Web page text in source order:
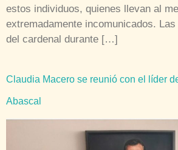
estos individuos, quienes llevan al
extremadamente incomunicados.
del cardenal durante […]
Claudia Macero se reunió con el líder
Abascal